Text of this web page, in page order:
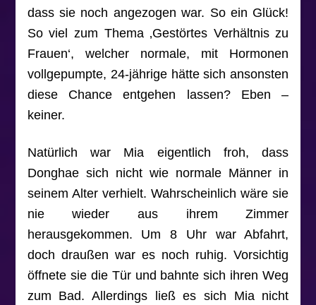
dass sie noch angezogen war. So ein Glück!
So viel zum Thema ‚Gestörtes Verhältnis zu
Frauen‘, welcher normale, mit Hormonen
vollgepumpte, 24-jährige hätte sich ansonsten
diese Chance entgehen lassen? Eben –
keiner.
Natürlich war Mia eigentlich froh, dass
Donghae sich nicht wie normale Männer in
seinem Alter verhielt. Wahrscheinlich wäre sie
nie wieder aus ihrem Zimmer
herausgekommen. Um 8 Uhr war Abfahrt,
doch draußen war es noch ruhig. Vorsichtig
öffnete sie die Tür und bahnte sich ihren Weg
zum Bad. Allerdings ließ es sich Mia nicht